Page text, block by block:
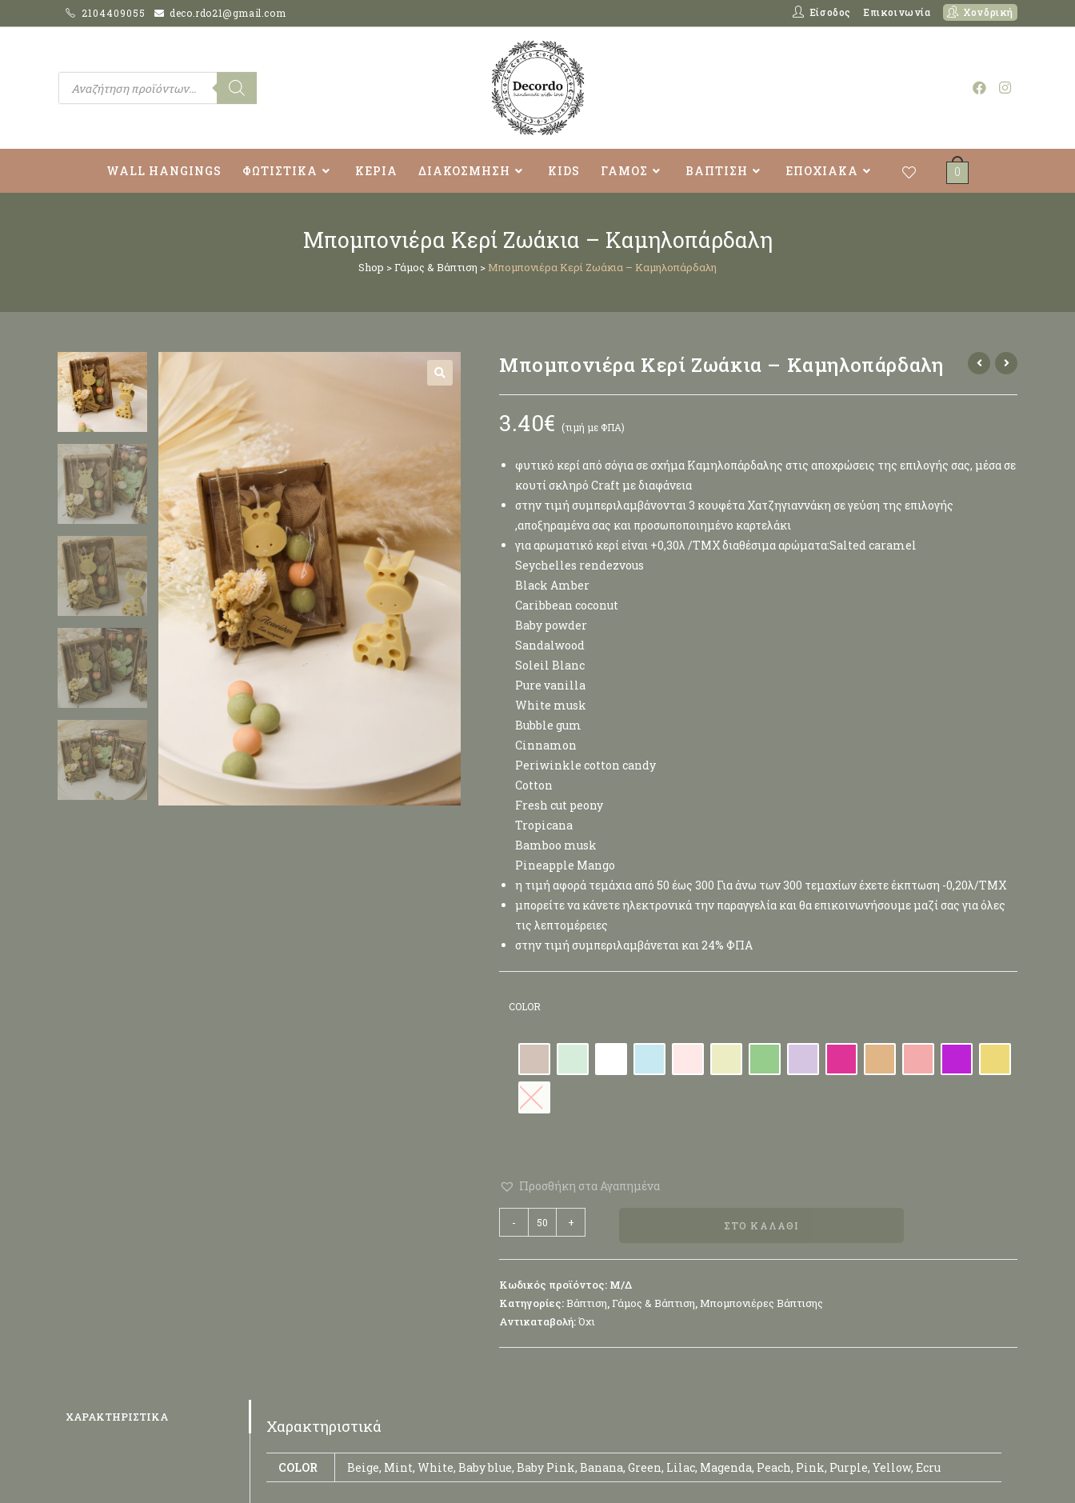
Είσοδος Επικοινωνία Χονδρική
2104409055 deco.rdo21@gmail.com
WALL HANGINGS ΦΩΤΙΣΤΙΚΑ ΚΕΡΙΑ ΔΙΑΚΟΣΜΗΣΗ KIDS ΓΑΜΟΣ ΒΑΠΤΙΣΗ ΕΠΟΧΙΑΚΑ 0
Μπομπονιέρα Κερί Ζωάκια – Καμηλοπάρδαλη
Shop >Γάμος & Βάπτιση > Μπομπονιέρα Κερί Ζωάκια – Καμηλοπάρδαλη
Μπομπονιέρα Κερί Ζωάκια – Καμηλοπάρδαλη
3.40€ (τιμή με ΦΠΑ)
φυτικό κερί από σόγια σε σχήμα Καμηλοπάρδαλης στις αποχρώσεις της επιλογής σας, μέσα σε
κουτί σκληρό Craft με διαφάνεια
στην τιμή συμπεριλαμβάνονται 3 κουφέτα Χατζηγιαννάκη σε γεύση της επιλογής
,αποξηραμένα σας και προσωποποιημένο καρτελάκι
για αρωματικό κερί είναι +0,30λ /ΤΜΧ διαθέσιμα αρώματα:Salted caramel
Seychelles rendezvous
Black Amber
Caribbean coconut
Baby powder
Sandalwood
Soleil Blanc
Pure vanilla
White musk
Bubble gum
Cinnamon
Periwinkle cotton candy
Cotton
Fresh cut peony
Tropicana
Bamboo musk
Pineapple Mango
η τιμή αφορά τεμάχια από 50 έως 300 Για άνω των 300 τεμαχίων έχετε έκπτωση -0,20λ/ΤΜΧ
μπορείτε να κάνετε ηλεκτρονικά την παραγγελία και θα επικοινωνήσουμε μαζί σας για όλες
τις λεπτομέρειες
στην τιμή συμπεριλαμβάνεται και 24% ΦΠΑ
COLOR
Προσθήκη στα Αγαπημένα
- + ΣΤΟ ΚΑΛΆΘΙ
Κωδικός προϊόντος: Μ/Δ
Κατηγορίες:Βάπτιση,Γάμος & Βάπτιση,Μπομπονιέρες Βάπτισης
Αντικαταβολή:Όχι
ΧΑΡΑΚΤΗΡΙΣΤΙΚΆ Χαρακτηριστικά
COLOR Beige, Mint, White, Baby blue, Baby Pink, Banana, Green, Lilac, Magenda, Peach, Pink, Purple, Yellow, Ecru